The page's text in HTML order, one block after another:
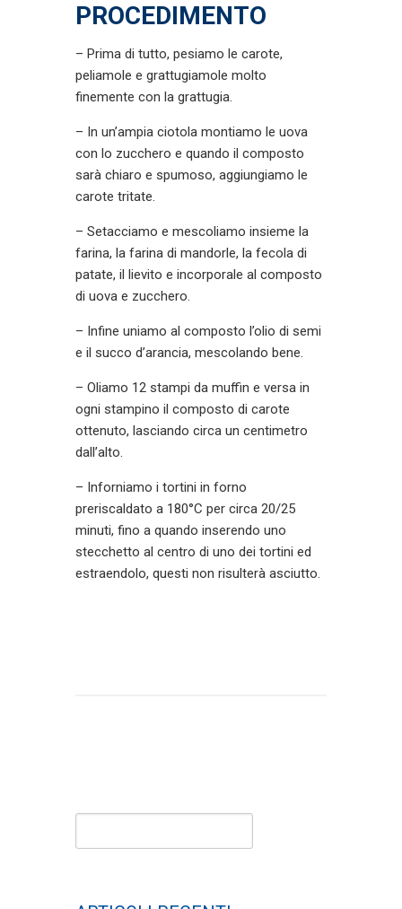
PROCEDIMENTO
– Prima di tutto, pesiamo le carote,
peliamole e grattugiamole molto
finemente con la grattugia.
– In un’ampia ciotola montiamo le uova
con lo zucchero e quando il composto
sarà chiaro e spumoso, aggiungiamo le
carote tritate.
– Setacciamo e mescoliamo insieme la
farina, la farina di mandorle, la fecola di
patate, il lievito e incorporale al composto
di uova e zucchero.
– Infine uniamo al composto l’olio di semi
e il succo d’arancia, mescolando bene.
– Oliamo 12 stampi da muffin e versa in
ogni stampino il composto di carote
ottenuto, lasciando circa un centimetro
dall’alto.
– Inforniamo i tortini in forno
preriscaldato a 180°C per circa 20/25
minuti, fino a quando inserendo uno
stecchetto al centro di uno dei tortini ed
estraendolo, questi non risulterà asciutto.